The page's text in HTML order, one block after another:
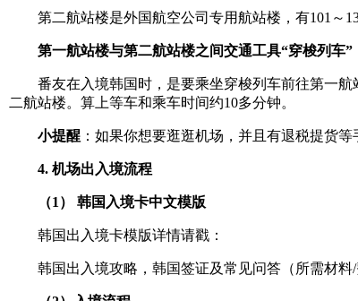
第二航站楼是外国航空公司专用航站楼，有101～
第一航站楼与第二航站楼之间交通工具“穿梭列车”
番友在入境韩国时，是要乘坐穿梭列车前往第一航
二航站楼。算上等车和乘车时间约10多分钟。
小提醒 ：如果你想要逛逛机场，并且有退税提货
4. 机场出入境流程
（1） 韩国入境卡中文模版
韩国出入境卡模版详情请戳：
韩国出入境攻略，韩国签证及常见问答（所需材料/